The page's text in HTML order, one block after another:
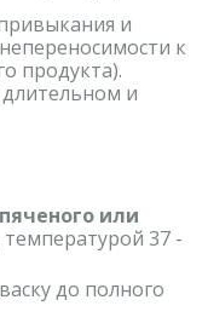
и
к
продукта).
и
или
температурой 37 -
до полного